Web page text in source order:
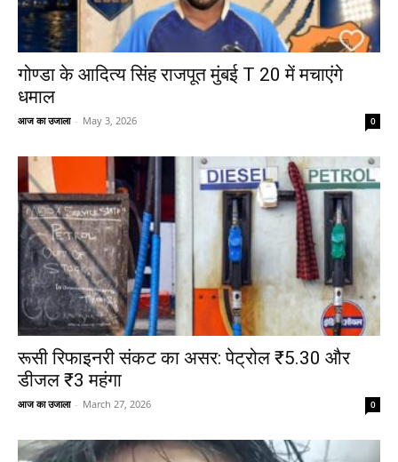
गोण्डा के आदित्य सिंह राजपूत मुंबई T 20 में मचाएंगे
धमाल
आज का उजाला - May 3, 2026 0
रूसी रिफाइनरी संकट का असर: पेट्रोल ₹5.30 और
डीजल ₹3 महंगा
आज का उजाला - March 27, 2026 0